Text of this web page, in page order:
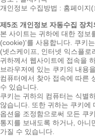
개인정보 수집방법 : 홈페이지
제5조 개인정보 자동수집 장
본 사이트는 귀하에 대한 정보
(cookie)'를 사용합니다. 쿠키
(넷스케이프, 인터넷 익스플로
귀하께서 웹사이트에 접속을
브라우저에 있는 쿠키의 내용
컴퓨터에서 찾아 접속에 따른
수 있습니다.
쿠키는 귀하의 컴퓨터는 식별
않습니다. 또한 귀하는 쿠키에
옵션을 조정함으로써 모든 쿠
통지를 보내도록 하거나, 아니
가질 수 있습니다.